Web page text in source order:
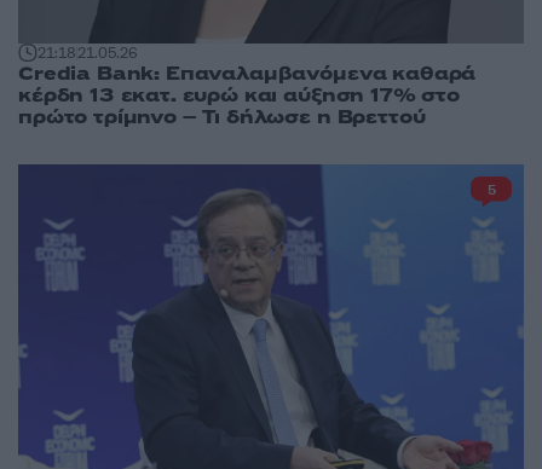
21:1821.05.26
Credia Bank: Επαναλαμβανόμενα καθαρά
κέρδη 13 εκατ. ευρώ και αύξηση 17% στο
πρώτο τρίμηνο – Τι δήλωσε η Βρεττού
5